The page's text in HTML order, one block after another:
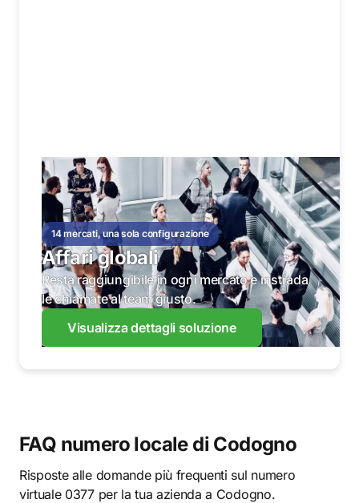
14 mercati, una sola configurazione
Affari globali
Resta raggiungibile in ogni mercato e instrada
le chiamate al team giusto.
Visualizza dettagli soluzione
FAQ numero locale di Codogno
Risposte alle domande più frequenti sul numero
virtuale 0377 per la tua azienda a Codogno.